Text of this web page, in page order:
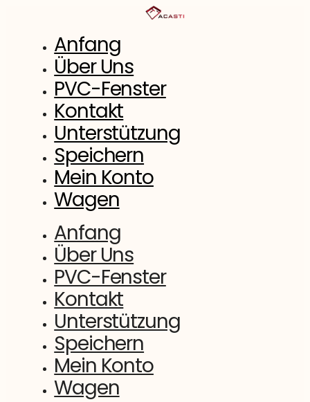
Anfang
Über Uns
PVC-Fenster
Kontakt
Unterstützung
Speichern
Mein Konto
Wagen
Anfang
Über Uns
PVC-Fenster
Kontakt
Unterstützung
Speichern
Mein Konto
Wagen